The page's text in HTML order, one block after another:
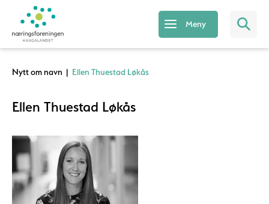
Meny
Nytt om navn | Ellen Thuestad Løkås
Ellen Thuestad Løkås